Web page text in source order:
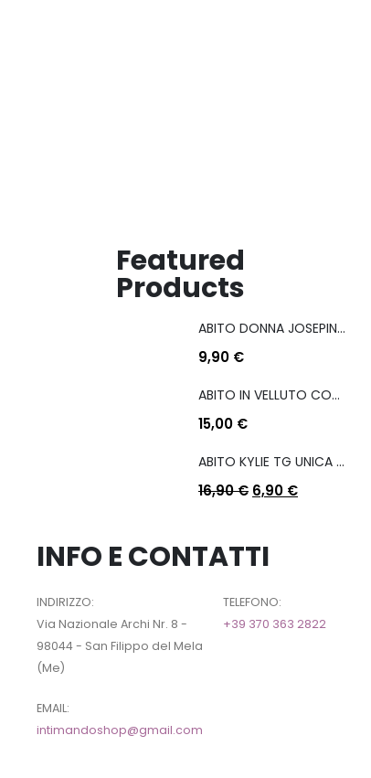
Featured
Products
ABITO DONNA JOSEPINA MIS M/L
9,90 €
ABITO IN VELLUTO CON COULISSE LATERALE
15,00 €
ABITO KYLIE TG UNICA COL A SCELTA
16,90€ 6,90 €
INFO E CONTATTI
INDIRIZZO:
Via Nazionale Archi Nr. 8 -
98044 - San Filippo del Mela
(Me)
TELEFONO:
+39 370 363 2822
EMAIL:
intimandoshop@gmail.com